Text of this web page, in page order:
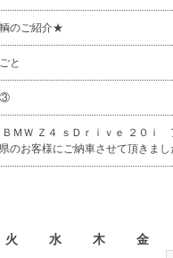
のご紹介★
と
③
ＢＭＷ Ｚ４ ｓＤｒｉｖｅ ２０ｉ
のお客様にご納車させて頂きまし
火 水 木 金